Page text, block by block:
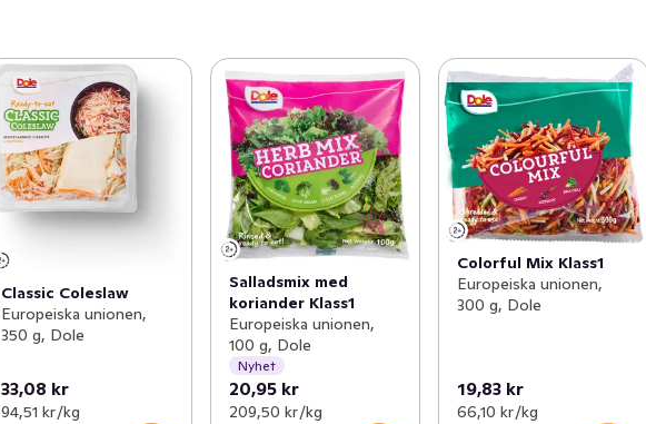
Classic Coleslaw
Europeiska unionen,
350 g, Dole
33,08 kr
94,51 kr /kg
Salladsmix med
koriander Klass1
Europeiska unionen,
100 g, Dole
Nyhet
20,95 kr
209,50 kr /kg
Colorful Mix Klass1
Europeiska unionen,
300 g, Dole
19,83 kr
66,10 kr /kg